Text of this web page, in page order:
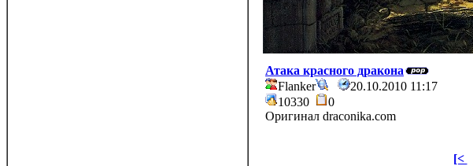
Атака красного дракона
Flanker
20.10.2010 11:17
10330
0
Оригинал draconika.com
[<